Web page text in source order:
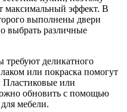
максимальный эффект. В
выполнены двери
выбрать различные
требуют деликатного
или покраска помогут
Пластиковые или
обновить с помощью
мебели.